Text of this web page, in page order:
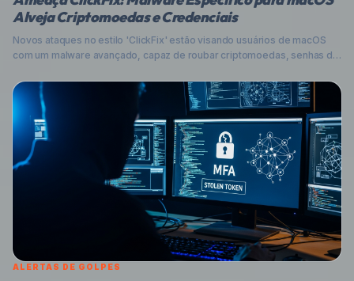
Alveja Criptomoedas e Credenciais
Novos ataques no estilo 'ClickFix' estão visando usuários de macOS
com um malware avançado, capaz de roubar criptomoedas, senhas de
funciona essa ameaça e aprenda a se proteger.
ALERTAS DE GOLPES